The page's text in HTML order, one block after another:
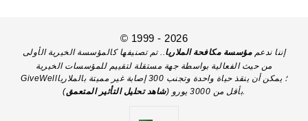
© 1999 - 2026
إننا ندعممؤسسة مكافحة الملاريا.. تم تصنيفها كالمؤسسة الخيرية الأولى
من حيث الفعالية بواسطة جهة مستقلة لتقييم للمؤسسات الخيرية
GiveWell؛ يمكن أن ينقذ حياة واحدة وتجنب 300 إصابة غير مميتة بالملاريا
بأقل من 3000 يورو (
شاهد تحليل التأثير المتعمق ).